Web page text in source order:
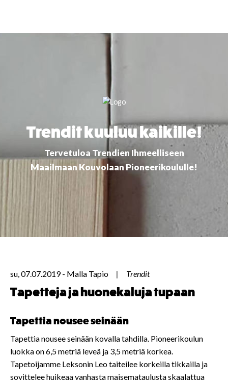
Trendit kuuluu kaikille!
Tervetuloa Trendien Ihmeelliseen
Maailmaan Kouvolaan Pioneerikoululle!
su, 07.07.2019- Malla Tapio Trendit
Tapetteja ja huonekaluja tupaan
Tapettia nousee seinään
Tapettia nousee seinään kovalla tahdilla. Pioneerikoulun
luokka on 6,5 metriä leveä ja 3,5 metriä korkea.
Tapetoijamme Leksonin Leo taiteilee korkeilla tikkailla ja
sovittelee huikeaa vanhasta maisemataulusta skaalattua